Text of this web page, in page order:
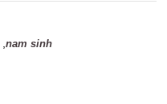
,nam sinh